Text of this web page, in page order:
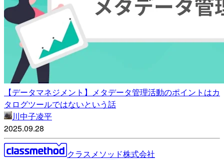
【データマネジメント】メタデータ管理活動のポイントはカ
タログツールではないという話
川中子凌平
2025.09.28
クラスメソッド株式会社